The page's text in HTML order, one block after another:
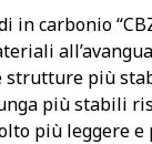
in carbonio
strutture più
più stabili
più leggere